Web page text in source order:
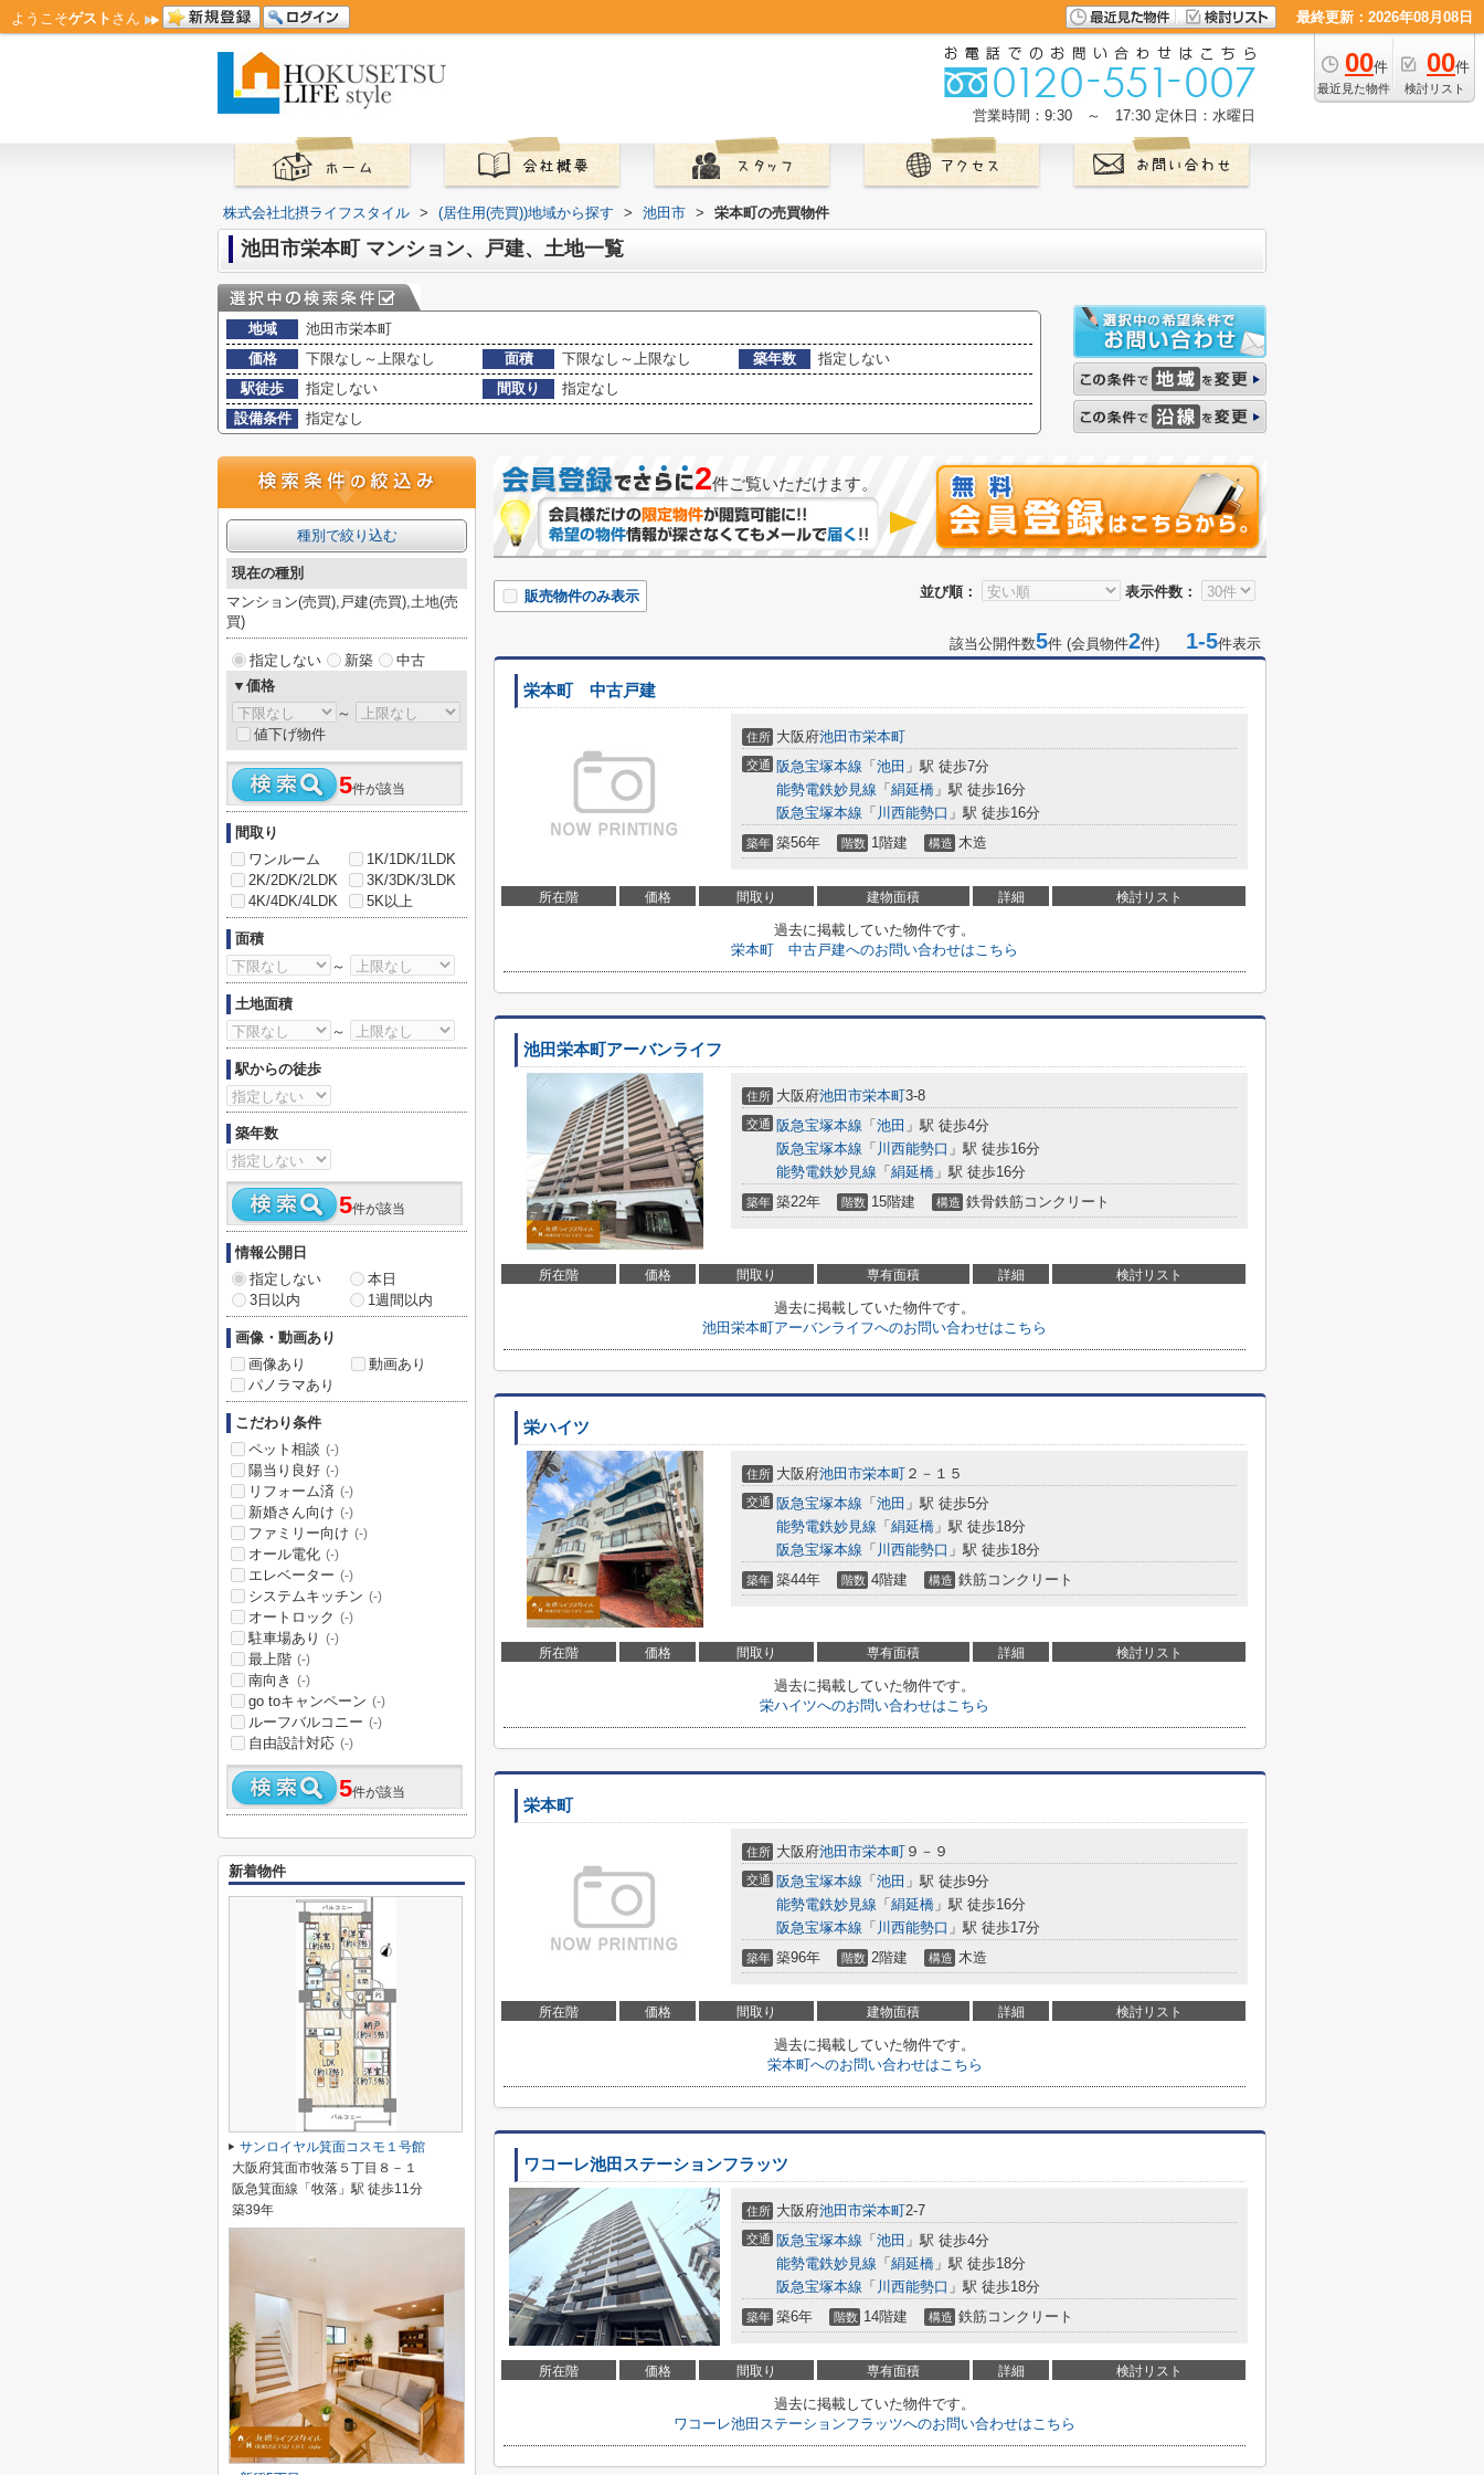
ようこそゲスト さん 最終更新：2026年08月08日
00件
最近見た物件
00件
検討リスト
営業時間：9:30 ～ 17:30 定休日：水曜日
株式会社北摂ライフスタイル > (居住用(売買))地域から探す > 池田市 > 栄本町の売買物件
池田市栄本町 マンション、戸建、土地一覧
地域
池田市栄本町
価格
下限なし～上限なし 面積 下限なし～上限なし 築年数
指定しない
駅徒歩
指定しない 間取り
指定なし
設備条件
指定なし
2件ご覧いただけます。
並び順： 表示件数：
販売物件のみ表示
該当公開件数5件 (会員物件2件) 1-5件表示
栄本町 中古戸建
住所 大阪府池田市栄本町
交通 阪急宝塚本線 「 池田 」駅 徒歩7分
能勢電鉄妙見線 「 絹延橋 」駅 徒歩16分
阪急宝塚本線 「 川西能勢口 」駅 徒歩16分
築年 築56年 階数 1階建 構造 木造
所在階 価格 間取り 建物面積 詳細 検討リスト
過去に掲載していた物件です。
栄本町 中古戸建へのお問い合わせはこちら
池田栄本町アーバンライフ
住所 大阪府池田市栄本町3-8
交通 阪急宝塚本線 「 池田 」駅 徒歩4分
阪急宝塚本線 「 川西能勢口 」駅 徒歩16分
能勢電鉄妙見線 「 絹延橋 」駅 徒歩16分
築年 築22年 階数 15階建 構造 鉄骨鉄筋コンクリート
所在階 価格 間取り 専有面積 詳細 検討リスト
過去に掲載していた物件です。
池田栄本町アーバンライフへのお問い合わせはこちら
栄ハイツ
住所 大阪府池田市栄本町 ２－１５
交通 阪急宝塚本線 「 池田 」駅 徒歩5分
能勢電鉄妙見線 「 絹延橋 」駅 徒歩18分
阪急宝塚本線 「 川西能勢口 」駅 徒歩18分
築年 築44年 階数 4階建 構造 鉄筋コンクリート
所在階 価格 間取り 専有面積 詳細 検討リスト
過去に掲載していた物件です。
栄ハイツへのお問い合わせはこちら
栄本町
住所 大阪府池田市栄本町 ９－９
交通 阪急宝塚本線 「 池田 」駅 徒歩9分
能勢電鉄妙見線 「 絹延橋 」駅 徒歩16分
阪急宝塚本線 「 川西能勢口 」駅 徒歩17分
築年 築96年 階数 2階建 構造 木造
所在階 価格 間取り 建物面積 詳細 検討リスト
過去に掲載していた物件です。
栄本町へのお問い合わせはこちら
ワコーレ池田ステーションフラッツ
住所 大阪府池田市栄本町2-7
交通 阪急宝塚本線 「 池田 」駅 徒歩4分
能勢電鉄妙見線 「 絹延橋 」駅 徒歩18分
阪急宝塚本線 「 川西能勢口 」駅 徒歩18分
築年 築6年 階数 14階建 構造 鉄筋コンクリート
所在階 価格 間取り 専有面積 詳細 検討リスト
過去に掲載していた物件です。
ワコーレ池田ステーションフラッツへのお問い合わせはこちら
種別で絞り込む
現在の種別
マンション(売買),戸建(売買),土地(売
買)
指定しない 新築
中古
▼価格
～
値下げ物件
5件が該当
間取り
ワンルーム
1K/1DK/1LDK
2K/2DK/2LDK
3K/3DK/3LDK
4K/4DK/4LDK
5K以上
面積
～
土地面積
～
駅からの徒歩
築年数
5件が該当
情報公開日
指定しない
本日
3日以内
1週間以内
画像・動画あり
画像あり
動画あり
パノラマあり
こだわり条件
ペット相談 (-)
陽当り良好 (-)
リフォーム済 (-)
新婚さん向け (-)
ファミリー向け (-)
オール電化 (-)
エレベーター (-)
システムキッチン (-)
オートロック (-)
駐車場あり (-)
最上階 (-)
南向き (-)
go toキャンペーン (-)
ルーフバルコニー (-)
自由設計対応 (-)
5件が該当
新着物件
サンロイヤル箕面コスモ１号館
大阪府箕面市牧落５丁目８－１
阪急箕面線「牧落」駅 徒歩11分
築39年